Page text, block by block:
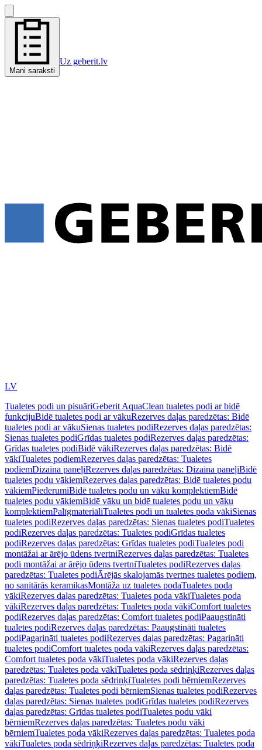
Mani saraksti
Uz geberit.lv
LV
Tualetes podi un pisuāriGeberit AquaClean tualetes podi ar bidē
funkcijuBidē tualetes podi ar vākuRezerves daļas paredzētas: Bidē
tualetes podi ar vākuSienas tualetes podiRezerves daļas paredzētas:
Sienas tualetes podiGrīdas tualetes podiRezerves daļas paredzētas:
Grīdas tualetes podiBidē vākiRezerves daļas paredzētas: Bidē
vākiTualetes podiemRezerves daļas paredzētas: Tualetes
podiemDizaina paneļiRezerves daļas paredzētas: Dizaina paneļiBidē
tualetes podu vākiemRezerves daļas paredzētas: Bidē tualetes podu
vākiemPiederumiBidē tualetes podu un vāku komplektiemBidē
tualetes podu vākiemBidē vāku un bidē tualetes podu un vāku
komplektiemPalīgmateriāliTualetes podi un tualetes poda vākiSienas
tualetes podiRezerves daļas paredzētas: Sienas tualetes podiTualetes
podiRezerves daļas paredzētas: Tualetes podiGrīdas tualetes
podiRezerves daļas paredzētas: Grīdas tualetes podiTualetes podi
montāžai ar ārējo ūdens tvertniRezerves daļas paredzētas: Tualetes
podi montāžai ar ārējo ūdens tvertniTualetes podiRezerves daļas
paredzētas: Tualetes podiĀrējās skalojamās tvertnes tualetes podiem,
no sanitārās keramikasMontāža uz tualetes podaTualetes poda
vākiRezerves daļas paredzētas: Tualetes poda vākiTualetes poda
vākiRezerves daļas paredzētas: Tualetes poda vākiComfort tualetes
podiRezerves daļas paredzētas: Comfort tualetes podiPaaugstināti
tualetes podiRezerves daļas paredzētas: Paaugstināti tualetes
podiPagarināti tualetes podiRezerves daļas paredzētas: Pagarināti
tualetes podiComfort tualetes poda vākiRezerves daļas paredzētas:
Comfort tualetes poda vākiTualetes poda vākiRezerves daļas
paredzētas: Tualetes poda vākiTualetes poda sēdriņķiRezerves daļas
paredzētas: Tualetes poda sēdriņķiTualetes podi bērniemRezerves
daļas paredzētas: Tualetes podi bērniemSienas tualetes podiRezerves
daļas paredzētas: Sienas tualetes podiGrīdas tualetes podiRezerves
daļas paredzētas: Grīdas tualetes podiTualetes podu vāki
bērniemRezerves daļas paredzētas: Tualetes podu vāki
bērniemTualetes poda vākiRezerves daļas paredzētas: Tualetes poda
vākiTualetes poda sēdriņķiRezerves daļas paredzētas: Tualetes poda